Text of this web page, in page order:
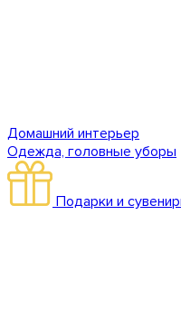
Домашний интерьер
Одежда, головные уборы
Подарки и